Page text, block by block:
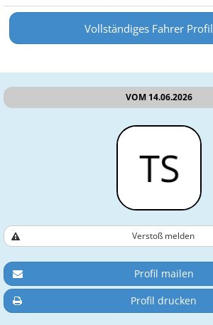
Vollständiges Fahrer Profil
VOM 14.06.2026
Verstoß melden
Profil mailen
Profil drucken